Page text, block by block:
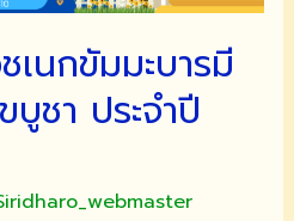
นกขัมมะบารมี
บูชา ประจำปี